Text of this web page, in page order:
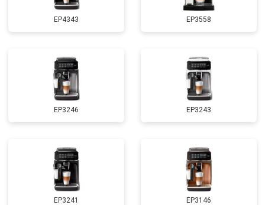
EP4343 EP3558
EP3246 EP3243
EP3241 EP3146